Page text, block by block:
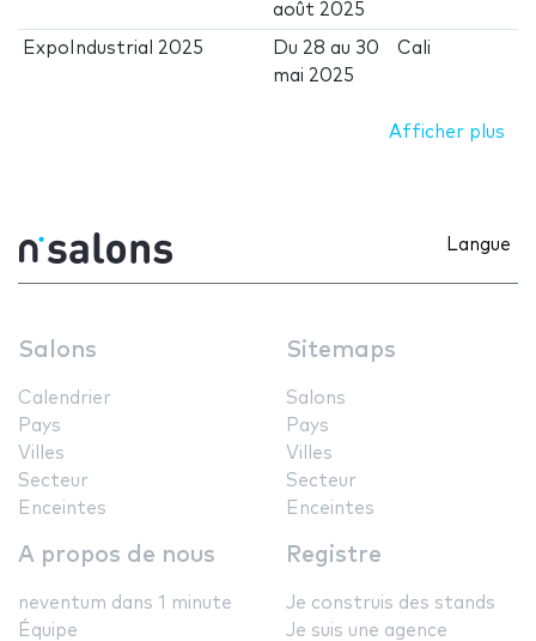
août 2025
ExpoIndustrial 2025 Du 28 au 30
mai 2025
Cali
Afficher plus
Langue
Salons
Calendrier
Pays
Villes
Secteur
Enceintes
Sitemaps
Salons
Pays
Villes
Secteur
Enceintes
A propos de nous
neventum dans 1 minute
Équipe
Registre
Je construis des stands
Je suis une agence